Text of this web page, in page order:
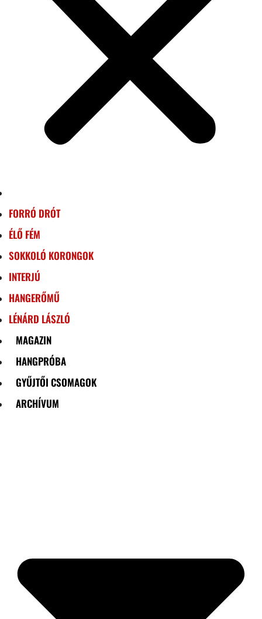
FORRÓ DRÓT
ÉLŐ FÉM
SOKKOLÓ KORONGOK
INTERJÚ
HANGERŐMŰ
LÉNÁRD LÁSZLÓ
MAGAZIN
HANGPRÓBA
GYŰJTŐI CSOMAGOK
ARCHÍVUM